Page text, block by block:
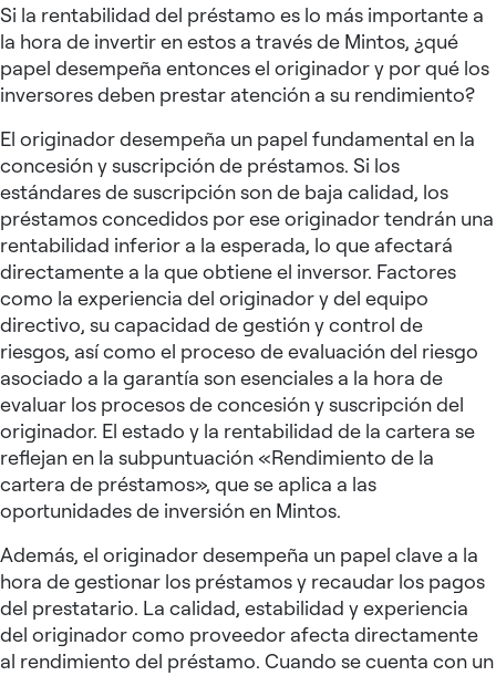
Si la rentabilidad del préstamo es lo más importante a
la hora de invertir en estos a través de Mintos, ¿qué
papel desempeña entonces el originador y por qué los
inversores deben prestar atención a su rendimiento?
El originador desempeña un papel fundamental en la
concesión y suscripción de préstamos. Si los
estándares de suscripción son de baja calidad, los
préstamos concedidos por ese originador tendrán una
rentabilidad inferior a la esperada, lo que afectará
directamente a la que obtiene el inversor. Factores
como la experiencia del originador y del equipo
directivo, su capacidad de gestión y control de
riesgos, así como el proceso de evaluación del riesgo
asociado a la garantía son esenciales a la hora de
evaluar los procesos de concesión y suscripción del
originador. El estado y la rentabilidad de la cartera se
reflejan en la subpuntuación «Rendimiento de la
cartera de préstamos», que se aplica a las
oportunidades de inversión en Mintos.
Además, el originador desempeña un papel clave a la
hora de gestionar los préstamos y recaudar los pagos
del prestatario. La calidad, estabilidad y experiencia
del originador como proveedor afecta directamente
al rendimiento del préstamo. Cuando se cuenta con un